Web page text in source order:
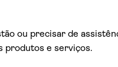
ou precisar de
produtos e serviços.